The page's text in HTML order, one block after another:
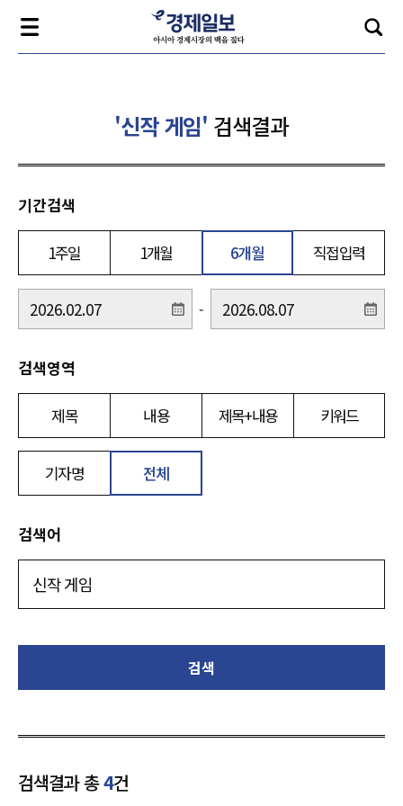
'신작 게임' 검색결과
기간검색
1주일 1개월 6개월 직접입력
-
검색영역
제목 내용 제목+내용 키워드
기자명 전체
검색어
검색
검색결과 총4건